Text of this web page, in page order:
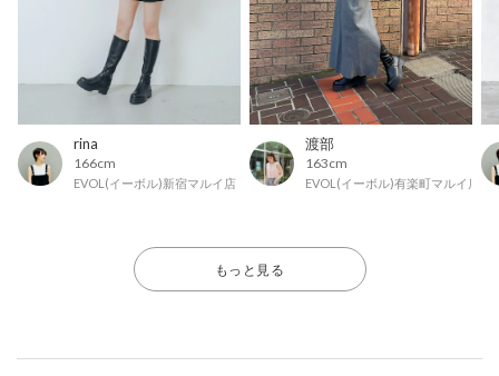
rina
166cm
EVOL(イーボル)新宿マルイ店
渡部
163cm
EVOL(イーボル)有楽町マルイ店
もっと見る